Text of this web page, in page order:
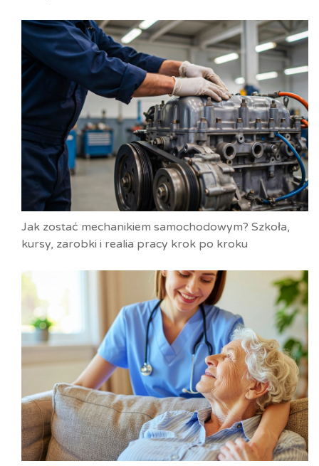
Jak zostać mechanikiem samochodowym? Szkoła,
kursy, zarobki i realia pracy krok po kroku